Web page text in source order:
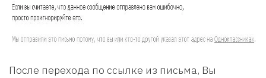
После перехода по ссылке из письма, Вы